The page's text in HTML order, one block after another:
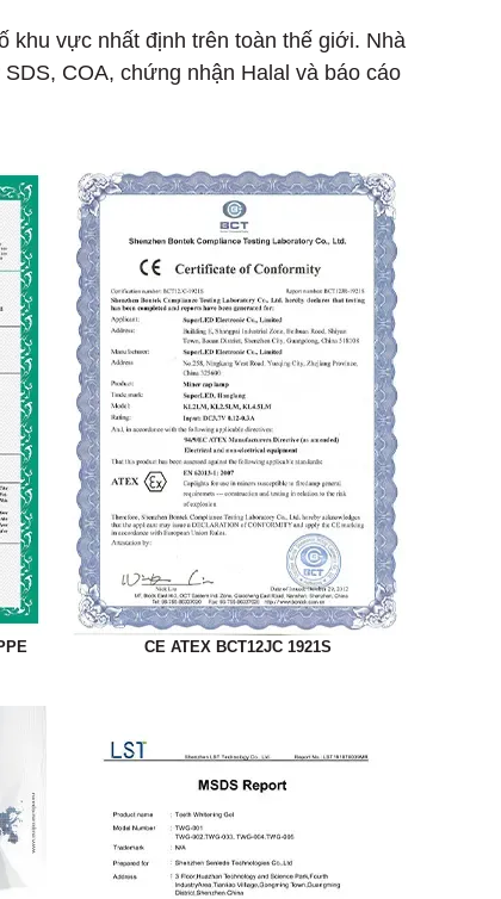
khu vực nhất định trên toàn thế giới. Nhà
COA, chứng nhận Halal và báo cáo
CE ATEX BCT12JC 1921S